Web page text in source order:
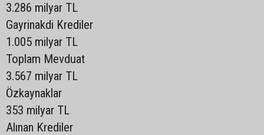
3.286 milyar TL
Gayrinakdi Krediler
1.005 milyar TL
Toplam Mevduat
3.567 milyar TL
Özkaynaklar
353 milyar TL
Alınan Krediler